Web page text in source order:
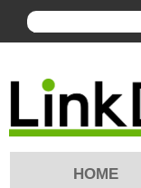
HOME